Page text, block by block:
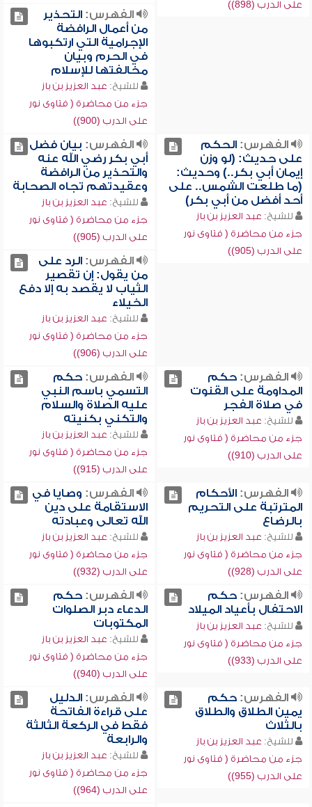
على الدرب (898))
الفهرس:التحذير
من أعمال الرافضة
الإجرامية التي ارتكبوها
في الحرم وبيان
مخالفتها للإسلام
للشيخ: عبد العزيز بن باز
جزء من محاضرة ( فتاوى نور
على الدرب (900))
الفهرس:الحكم
على حديث: (لو وزن
إيمان أبي بكر..) وحديث:
(ما طلعت الشمس.. على
أحد أفضل من أبي بكر)
للشيخ: عبد العزيز بن باز
جزء من محاضرة ( فتاوى نور
على الدرب (905))
الفهرس: بيان فضل
أبي بكر رضي الله عنه
والتحذير من الرافضة
وعقيدتهم تجاه الصحابة
للشيخ: عبد العزيز بن باز
جزء من محاضرة ( فتاوى نور
على الدرب (905))
الفهرس:الرد على
من يقول: إن تقصير
الثياب لا يقصد به إلا دفع
الخيلاء
للشيخ: عبد العزيز بن باز
جزء من محاضرة ( فتاوى نور
على الدرب (906))
الفهرس:حكم
المداومة على القنوت
في صلاة الفجر
للشيخ: عبد العزيز بن باز
جزء من محاضرة ( فتاوى نور
على الدرب (910))
الفهرس:حكم
التسمي باسم النبي
عليه الصلاة والسلام
والتكني بكنيته
للشيخ: عبد العزيز بن باز
جزء من محاضرة ( فتاوى نور
على الدرب (915))
الفهرس:الأحكام
المترتبة على التحريم
بالرضاع
للشيخ: عبد العزيز بن باز
جزء من محاضرة ( فتاوى نور
على الدرب (928))
الفهرس: وصايا في
الاستقامة على دين
الله تعالى وعبادته
للشيخ: عبد العزيز بن باز
جزء من محاضرة ( فتاوى نور
على الدرب (932))
الفهرس:حكم
الاحتفال بأعياد الميلاد
للشيخ: عبد العزيز بن باز
جزء من محاضرة ( فتاوى نور
على الدرب (933))
الفهرس:حكم
الدعاء دبر الصلوات
المكتوبات
للشيخ: عبد العزيز بن باز
جزء من محاضرة ( فتاوى نور
على الدرب (940))
الفهرس:حكم
يمين الطلاق والطلاق
بالثلاث
للشيخ: عبد العزيز بن باز
جزء من محاضرة ( فتاوى نور
على الدرب (955))
الفهرس:الدليل
على قراءة الفاتحة
فقط في الركعة الثالثة
والرابعة
للشيخ: عبد العزيز بن باز
جزء من محاضرة ( فتاوى نور
على الدرب (964))